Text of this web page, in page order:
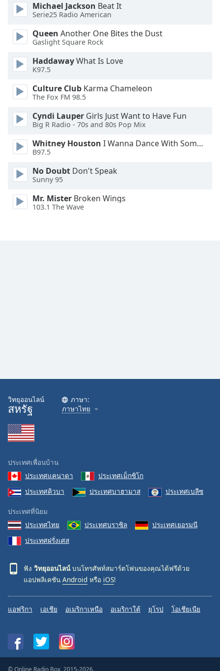
Area
Background
Color
Opacity
Font
Size
Text
Michael Jackson Beat It
Serie25 Radio American
Queen Another One Bites the Dust
Gaslight Square Rock
HaddawayWhat Is Love
K97.5
Culture Club Karma Chameleon
The Fox FM 98.5
Cyndi Lauper Girls Just Want to Have Fun
Big R Radio - 70s and 80s Pop Mix
Whitney Houston I Wanna Dance With Somebody
B97.5
No Doubt Don't Speak
Sunny 95
Mr. Mister Broken Wings
103.1 The Wave
วิทยุออนไลน์
สหรัฐ
ภาษา:
ภาษาไทย
ประเทศเพื่อนบ้าน
ประเทศแคนาดา
ประเทศเม็กซิโก
ประเทศคิวบา
ประเทศบาฮามาส ประเทศเบลีซ
ประเทศที่นิยม
ประเทศไทย
ประเทศบราซิล
ประเทศเยอรมนี
ประเทศฝรั่งเศส
ฟัง วิทยุออนไลน์บนโทรศัพท์สมาร์ตโฟนของคุณได้ฟรีด้วย
แอปพลิเคชัน Android หรือ iOS!
แอฟริกา เอเชีย อเมริกาเหนือ อเมริกาใต้ ยุโรป โอเชียเนีย